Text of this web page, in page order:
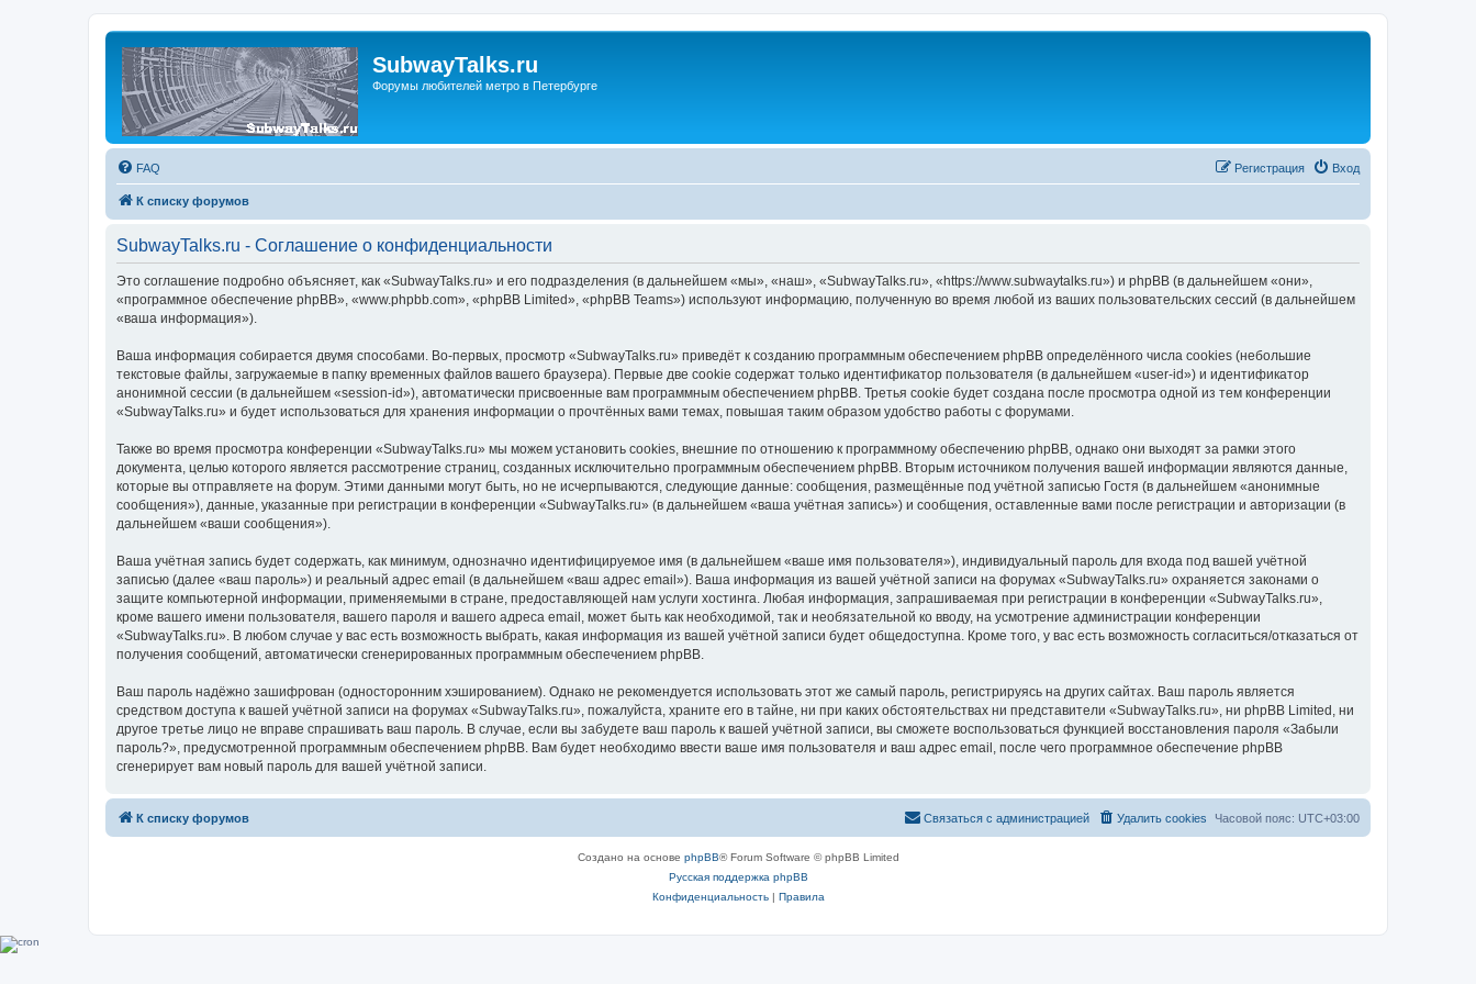
SubwayTalks.ru
Форумы любителей метро в Петербурге
FAQ Вход
Регистрация
К списку форумов
SubwayTalks.ru - Соглашение о конфиденциальности
Это соглашение подробно объясняет, как «SubwayTalks.ru» и его подразделения (в дальнейшем «мы», «наш», «SubwayTalks.ru», «https://www.subwaytalks.ru») и phpBB (в дальнейшем «они»,
«программное обеспечение phpBB», «www.phpbb.com», «phpBB Limited», «phpBB Teams») используют информацию, полученную во время любой из ваших пользовательских сессий (в дальнейшем
«ваша информация»).
Ваша информация собирается двумя способами. Во-первых, просмотр «SubwayTalks.ru» приведёт к созданию программным обеспечением phpBB определённого числа cookies (небольшие
текстовые файлы, загружаемые в папку временных файлов вашего браузера). Первые две cookie содержат только идентификатор пользователя (в дальнейшем «user-id») и идентификатор
анонимной сессии (в дальнейшем «session-id»), автоматически присвоенные вам программным обеспечением phpBB. Третья cookie будет создана после просмотра одной из тем конференции
«SubwayTalks.ru» и будет использоваться для хранения информации о прочтённых вами темах, повышая таким образом удобство работы с форумами.
Также во время просмотра конференции «SubwayTalks.ru» мы можем установить cookies, внешние по отношению к программному обеспечению phpBB, однако они выходят за рамки этого
документа, целью которого является рассмотрение страниц, созданных исключительно программным обеспечением phpBB. Вторым источником получения вашей информации являются данные,
которые вы отправляете на форум. Этими данными могут быть, но не исчерпываются, следующие данные: сообщения, размещённые под учётной записью Гостя (в дальнейшем «анонимные
сообщения»), данные, указанные при регистрации в конференции «SubwayTalks.ru» (в дальнейшем «ваша учётная запись») и сообщения, оставленные вами после регистрации и авторизации (в
дальнейшем «ваши сообщения»).
Ваша учётная запись будет содержать, как минимум, однозначно идентифицируемое имя (в дальнейшем «ваше имя пользователя»), индивидуальный пароль для входа под вашей учётной
записью (далее «ваш пароль») и реальный адрес email (в дальнейшем «ваш адрес email»). Ваша информация из вашей учётной записи на форумах «SubwayTalks.ru» охраняется законами о
защите компьютерной информации, применяемыми в стране, предоставляющей нам услуги хостинга. Любая информация, запрашиваемая при регистрации в конференции «SubwayTalks.ru»,
кроме вашего имени пользователя, вашего пароля и вашего адреса email, может быть как необходимой, так и необязательной ко вводу, на усмотрение администрации конференции
«SubwayTalks.ru». В любом случае у вас есть возможность выбрать, какая информация из вашей учётной записи будет общедоступна. Кроме того, у вас есть возможность согласиться/отказаться от
получения сообщений, автоматически сгенерированных программным обеспечением phpBB.
Ваш пароль надёжно зашифрован (односторонним хэшированием). Однако не рекомендуется использовать этот же самый пароль, регистрируясь на других сайтах. Ваш пароль является
средством доступа к вашей учётной записи на форумах «SubwayTalks.ru», пожалуйста, храните его в тайне, ни при каких обстоятельствах ни представители «SubwayTalks.ru», ни phpBB Limited, ни
другое третье лицо не вправе спрашивать ваш пароль. В случае, если вы забудете ваш пароль к вашей учётной записи, вы сможете воспользоваться функцией восстановления пароля «Забыли
пароль?», предусмотренной программным обеспечением phpBB. Вам будет необходимо ввести ваше имя пользователя и ваш адрес email, после чего программное обеспечение phpBB
сгенерирует вам новый пароль для вашей учётной записи.
К списку форумов Часовой пояс: UTC+03:00
Удалить cookies
Связаться с администрацией
Создано на основе phpBB® Forum Software © phpBB Limited
Русская поддержка phpBB
Конфиденциальность| Правила